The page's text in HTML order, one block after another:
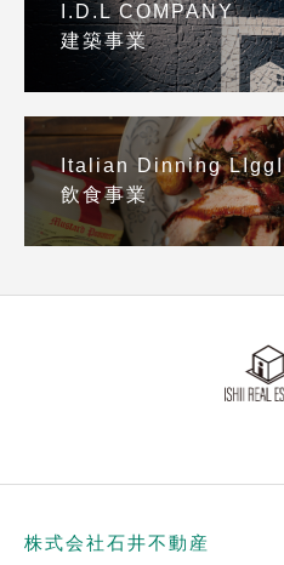
I.D.L COMPANY
建築事業
Italian Dinning LIggI
飲食事業
株式会社石井不動産